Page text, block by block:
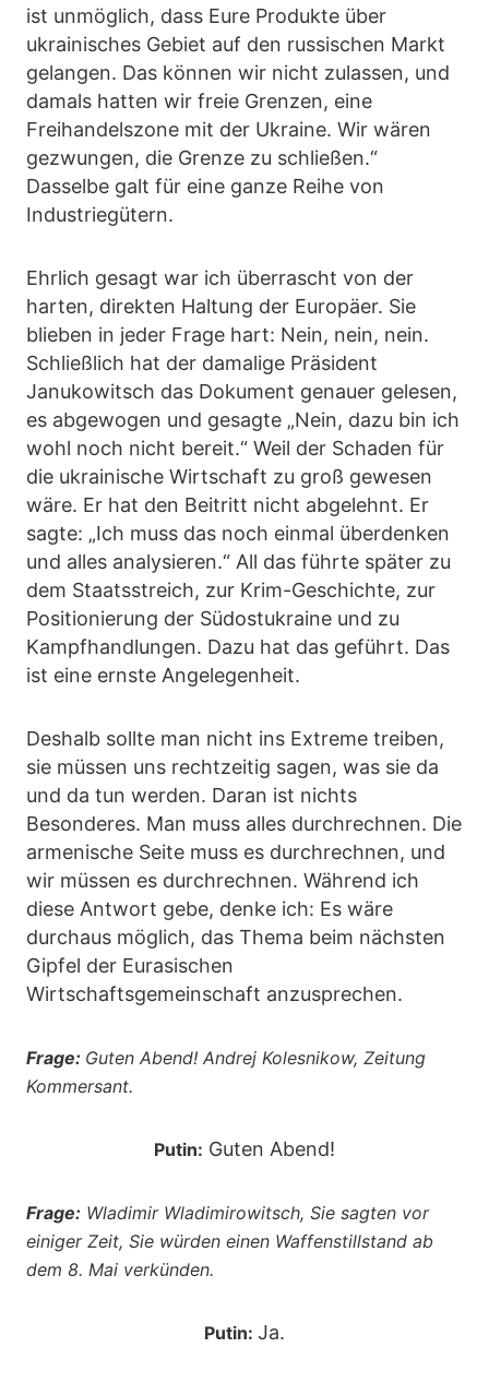
ist unmöglich, dass Eure Produkte über
ukrainisches Gebiet auf den russischen Markt
gelangen. Das können wir nicht zulassen, und
damals hatten wir freie Grenzen, eine
Freihandelszone mit der Ukraine. Wir wären
gezwungen, die Grenze zu schließen.“
Dasselbe galt für eine ganze Reihe von
Industriegütern.
Ehrlich gesagt war ich überrascht von der
harten, direkten Haltung der Europäer. Sie
blieben in jeder Frage hart: Nein, nein, nein.
Schließlich hat der damalige Präsident
Janukowitsch das Dokument genauer gelesen,
es abgewogen und gesagte „Nein, dazu bin ich
wohl noch nicht bereit.“ Weil der Schaden für
die ukrainische Wirtschaft zu groß gewesen
wäre. Er hat den Beitritt nicht abgelehnt. Er
sagte: „Ich muss das noch einmal überdenken
und alles analysieren.“ All das führte später zu
dem Staatsstreich, zur Krim-Geschichte, zur
Positionierung der Südostukraine und zu
Kampfhandlungen. Dazu hat das geführt. Das
ist eine ernste Angelegenheit.
Deshalb sollte man nicht ins Extreme treiben,
sie müssen uns rechtzeitig sagen, was sie da
und da tun werden. Daran ist nichts
Besonderes. Man muss alles durchrechnen. Die
armenische Seite muss es durchrechnen, und
wir müssen es durchrechnen. Während ich
diese Antwort gebe, denke ich: Es wäre
durchaus möglich, das Thema beim nächsten
Gipfel der Eurasischen
Wirtschaftsgemeinschaft anzusprechen.
Frage: Guten Abend! Andrej Kolesnikow, Zeitung
Kommersant.
Putin: Guten Abend!
Frage: Wladimir Wladimirowitsch, Sie sagten vor
einiger Zeit, Sie würden einen Waffenstillstand ab
dem 8. Mai verkünden.
Putin: Ja.